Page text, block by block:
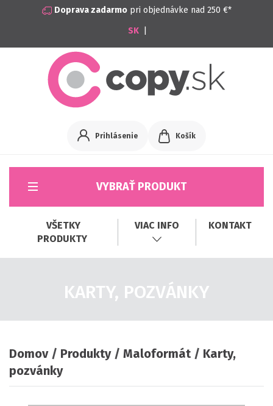
Doprava zadarmopri objednávke nad 250 €*
Prihlásenie Košík
VYBRAŤ PRODUKT
VŠETKY
PRODUKTY
VIAC INFO KONTAKT
KARTY, POZVÁNKY
Domov Produkty Maloformát
Karty,
pozvánky